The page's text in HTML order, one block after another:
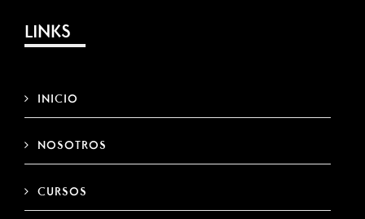
LINKS
INICIO
NOSOTROS
CURSOS